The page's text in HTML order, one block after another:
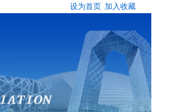
设为首页 加入收藏